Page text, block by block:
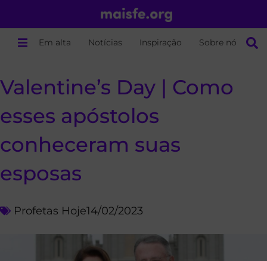
Em alta Notícias Inspiração Sobre nós
Valentine’s Day | Como
esses apóstolos
conheceram suas
esposas
Profetas Hoje14/02/2023